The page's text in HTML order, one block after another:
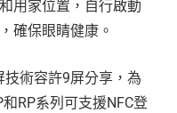
用家位置，自行啟動
確保眼睛健康。
技術容許9屏分享，為
RP系列可支援NFC登